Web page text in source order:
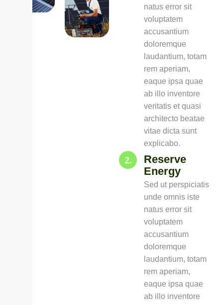
natus error sit
voluptatem
accusantium
doloremque
laudantium, totam
rem aperiam,
eaque ipsa quae
ab illo inventore
veritatis et quasi
architecto beatae
vitae dicta sunt
explicabo.
2.
Reserve
Energy
Sed ut perspiciatis
unde omnis iste
natus error sit
voluptatem
accusantium
doloremque
laudantium, totam
rem aperiam,
eaque ipsa quae
ab illo inventore